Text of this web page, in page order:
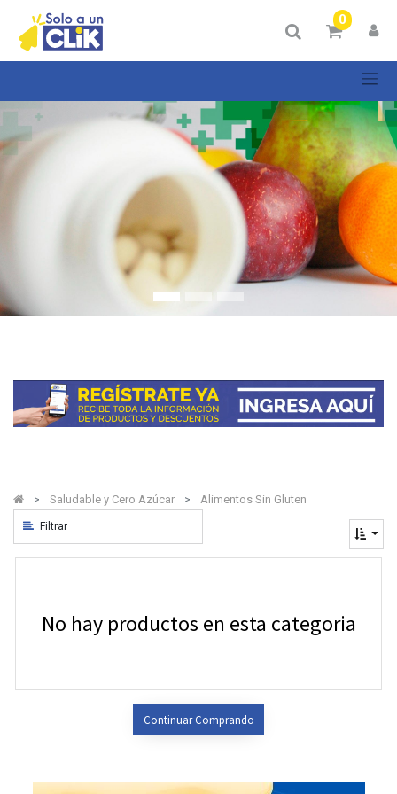
0
Saludable y Cero Azúcar Alimentos Sin Gluten
Filtrar
Mostrar
Categorías
Mostrar
opciones
No hay productos en esta categoria
Continuar Comprando